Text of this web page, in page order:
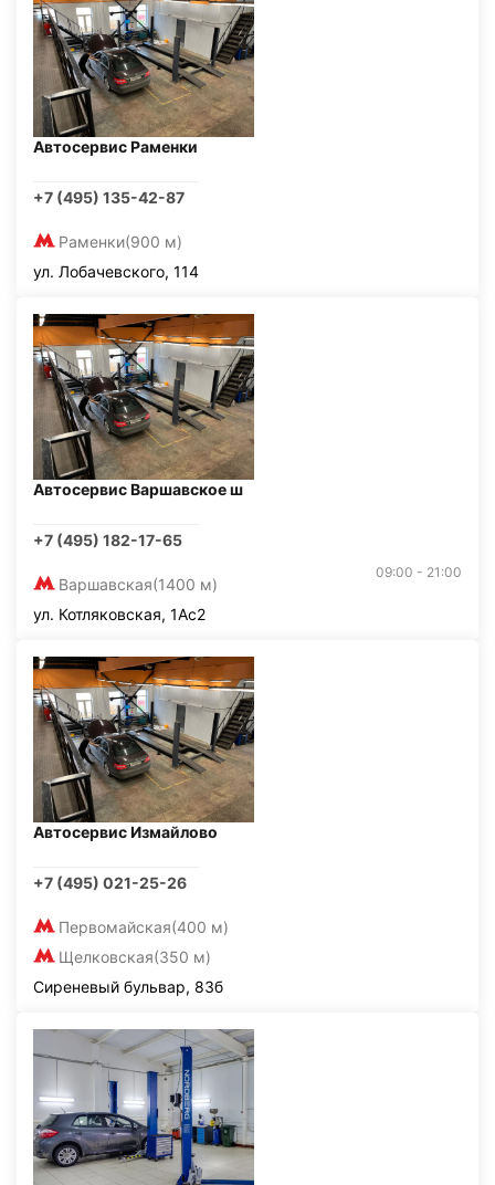
Автосервис Раменки
+7 (495) 135-42-87
Раменки(900 м)
ул. Лобачевского, 114
Автосервис Варшавское ш
+7 (495) 182-17-65
Варшавская(1400 м)
09:00 - 21:00
ул. Котляковская, 1Ас2
Автосервис Измайлово
+7 (495) 021-25-26
Первомайская(400 м)
Щелковская(350 м)
Сиреневый бульвар, 83б